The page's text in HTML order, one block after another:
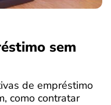
sem
de empréstimo
como contratar